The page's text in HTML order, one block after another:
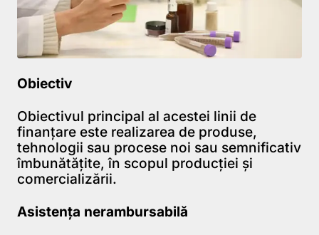
Obiectiv
Obiectivul principal al acestei linii de
finanțare este realizarea de produse,
tehnologii sau procese noi sau semnificativ
îmbunătățite, în scopul producției și
comercializării.
Asistența nerambursabilă